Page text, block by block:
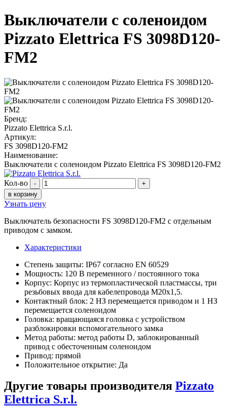
Выключатели с соленоидом
Pizzato Elettrica FS 3098D120-
FM2
Бренд:
Pizzato Elettrica S.r.l.
Артикул:
FS 3098D120-FM2
Наименование:
Выключатели с соленоидом Pizzato Elettrica FS 3098D120-FM2
Кол-во -
+
в корзину
Узнать цену
Выключатель безопасности FS 3098D120-FM2 с отдельным
приводом с замком.
Характеристики
Степень защиты: IP67 согласно EN 60529
Мощность: 120 В переменного / постоянного тока
Корпус: Корпус из термопластической пластмассы, три
резьбовых ввода для кабелепровода M20x1,5.
Контактный блок: 2 НЗ перемещается приводом и 1 НЗ
перемещается соленоидом
Головка: вращающаяся головка с устройством
разблокировки вспомогательного замка
Метод работы: метод работы D, заблокированный
привод с обесточенным соленоидом
Привод: прямой
Положительное открытие: Да
Другие товары производителя Pizzato
Elettrica S.r.l.